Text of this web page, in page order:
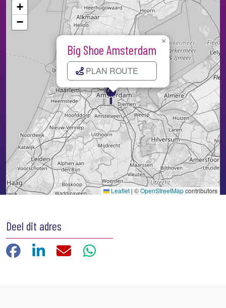
Kaart laden...
Big Shoe Amsterdam
PLAN ROUTE
×
+
−
Leaflet | ©OpenStreetMapcontributors
Deel dit adres
FacebookLinkedIn E-mailWhatsApp